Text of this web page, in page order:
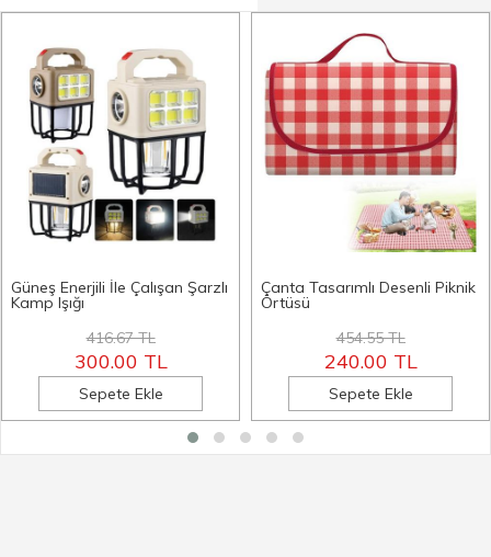
Güneş Enerjili İle Çalışan Şarzlı
Kamp Işığı
416.67 TL
300.00 TL
Sepete Ekle
Çanta Tasarımlı Desenli Piknik
Örtüsü
454.55 TL
240.00 TL
Sepete Ekle